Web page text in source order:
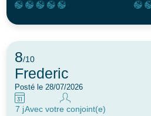
8/10
Frederic
Posté le 28/07/2026
7 jAvec votre conjoint(e)